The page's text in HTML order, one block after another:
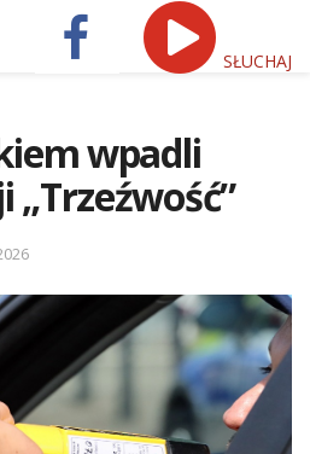
SŁUCHAJ
wpadli
„Trzeźwość”